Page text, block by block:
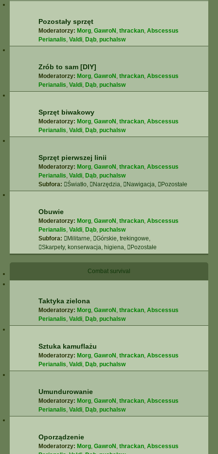
Pozostały sprzęt
Moderatorzy: Morg, GawroN , thrackan, Abscessus
Perianalis, Valdi, Dąb, puchalsw
Zrób to sam [DIY]
Moderatorzy: Morg, GawroN , thrackan, Abscessus
Perianalis, Valdi, Dąb, puchalsw
Sprzęt biwakowy
Moderatorzy: Morg, GawroN , thrackan, Abscessus
Perianalis, Valdi, Dąb, puchalsw
Sprzęt pierwszej linii
Moderatorzy: Morg, GawroN , thrackan, Abscessus
Perianalis, Valdi, Dąb, puchalsw
Subfora:
Światło, Narzędzia, Nawigacja, Pozostałe
Obuwie
Moderatorzy: Morg, GawroN , thrackan, Abscessus
Perianalis, Valdi, Dąb, puchalsw
Subfora:
Militarne, Górskie, trekingowe,
Skarpety, konserwacja, higiena, Pozostałe
Combat survival
Taktyka zielona
Moderatorzy: Morg, GawroN , thrackan, Abscessus
Perianalis, Valdi, Dąb, puchalsw
Sztuka kamuflażu
Moderatorzy: Morg, GawroN , thrackan, Abscessus
Perianalis, Valdi, Dąb, puchalsw
Umundurowanie
Moderatorzy: Morg, GawroN , thrackan, Abscessus
Perianalis, Valdi, Dąb, puchalsw
Oporządzenie
Moderatorzy: Morg, GawroN , thrackan, Abscessus